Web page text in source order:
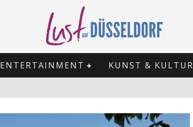
ENTERTAINMENT KUNST & KULTUR